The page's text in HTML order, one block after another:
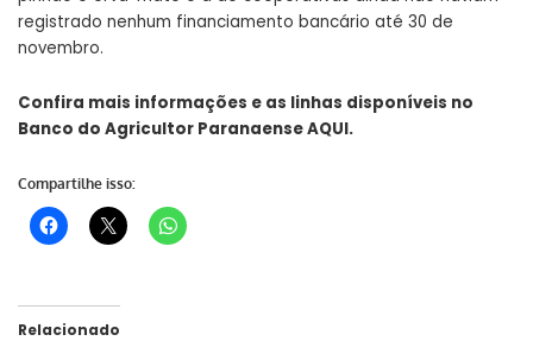
registrado nenhum financiamento bancário até 30 de
novembro.
Confira mais informações e as linhas disponíveis no
Banco do Agricultor ParanaenseAQUI.
Compartilhe isso:
Relacionado